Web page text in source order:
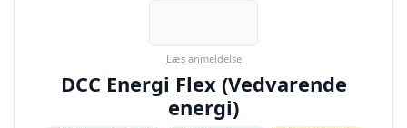
Læs anmeldelse
DCC Energi Flex (Vedvarende
energi)